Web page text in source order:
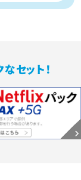
セット！